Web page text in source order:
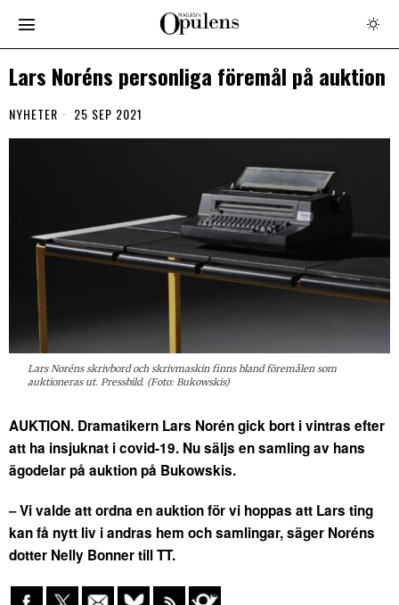
Lars Noréns personliga föremål på auktion
NYHETER 25 SEP 2021
Lars Noréns skrivbord och skrivmaskin finns bland föremålen som
auktioneras ut. Pressbild. (Foto: Bukowskis)
AUKTION. Dramatikern Lars Norén gick bort i vintras efter
att ha insjuknat i covid-19. Nu säljs en samling av hans
ägodelar på auktion på Bukowskis.
‒ Vi valde att ordna en auktion för vi hoppas att Lars ting
kan få nytt liv i andras hem och samlingar, säger Noréns
dotter Nelly Bonner till TT.